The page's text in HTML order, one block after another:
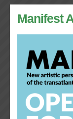
Manifest